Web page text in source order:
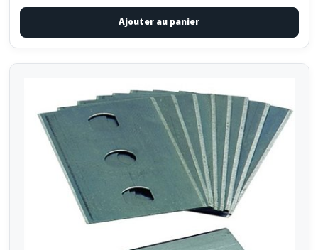
Ajouter au panier